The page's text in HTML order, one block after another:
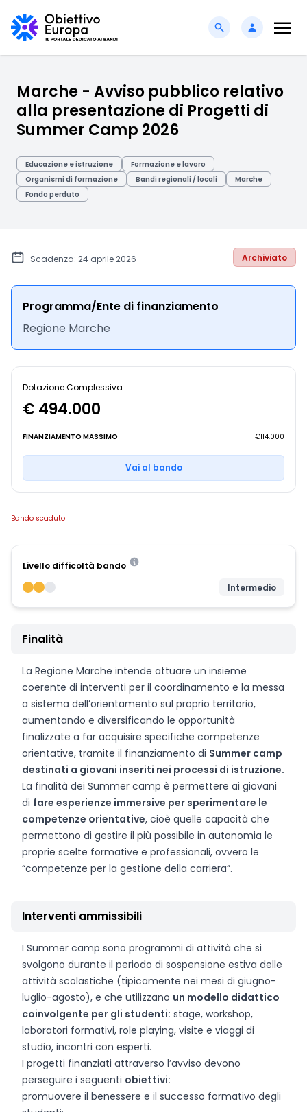
Marche - Avviso pubblico relativo
alla presentazione di Progetti di
Summer Camp 2026
Educazione e istruzione
Formazione e lavoro
Organismi di formazione
Bandi regionali / locali
Marche
Fondo perduto
Scadenza: 24 aprile 2026 Archiviato
Programma/Ente di finanziamento
Regione Marche
Dotazione Complessiva
€ 494.000
FINANZIAMENTO MASSIMO €114.000
Vai al bando
Bando scaduto
Livello difficoltà bando
Intermedio
Finalità
La Regione Marche intende attuare un insieme
coerente di interventi per il coordinamento e la messa
a sistema dell’orientamento sul proprio territorio,
aumentando e diversificando le opportunità
finalizzate a far acquisire specifiche competenze
orientative, tramite il finanziamento di Summer camp
destinati a giovani inseriti nei processi di istruzione.
La finalità dei Summer camp è permettere ai giovani
di fare esperienze immersive per sperimentare le
competenze orientative, cioè quelle capacità che
permettono di gestire il più possibile in autonomia le
proprie scelte formative e professionali, ovvero le
“competenze per la gestione della carriera”.
Interventi ammissibili
I Summer camp sono programmi di attività che si
svolgono durante il periodo di sospensione estiva delle
attività scolastiche (tipicamente nei mesi di giugno-
luglio-agosto), e che utilizzano un modello didattico
coinvolgente per gli studenti: stage, workshop,
laboratori formativi, role playing, visite e viaggi di
studio, incontri con esperti.
I progetti finanziati attraverso l’avviso devono
perseguire i seguenti obiettivi:
promuovere il benessere e il successo formativo degli